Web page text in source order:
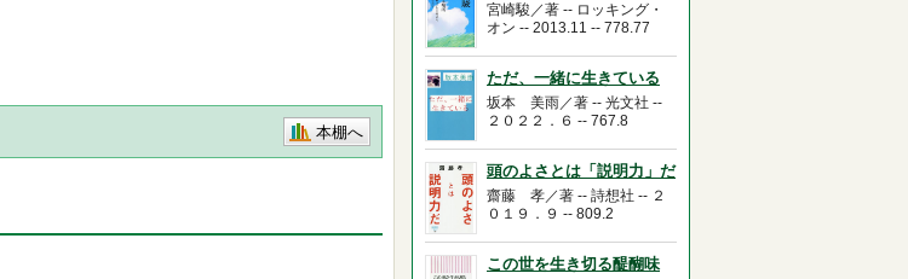
本棚へ
宮崎駿／著 -- ロッキング・
オン -- 2013.11 -- 778.77
ただ、一緒に生きている
坂本 美雨／著 -- 光文社 --
２０２２．６ -- 767.8
頭のよさとは「説明力」だ
齋藤 孝／著 -- 詩想社 -- ２
０１９．９ -- 809.2
この世を生き切る醍醐味